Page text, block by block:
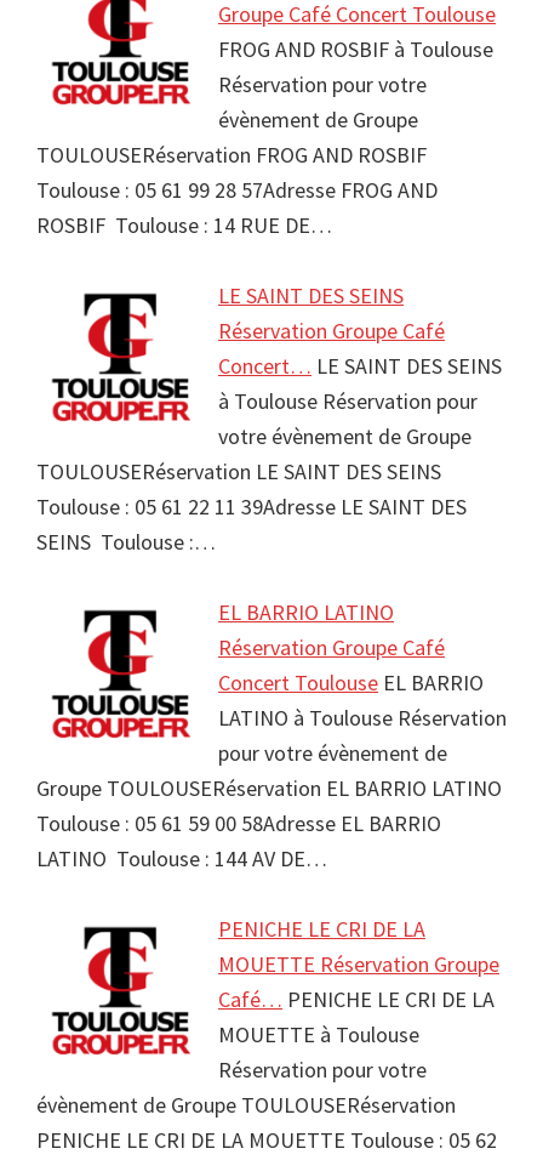
Groupe Café Concert Toulouse
FROG AND ROSBIF à Toulouse
Réservation pour votre
évènement de Groupe
TOULOUSERéservation FROG AND ROSBIF
Toulouse : 05 61 99 28 57Adresse FROG AND
ROSBIF Toulouse : 14 RUE DE…
LE SAINT DES SEINS
Réservation Groupe Café
Concert… LE SAINT DES SEINS
à Toulouse Réservation pour
votre évènement de Groupe
TOULOUSERéservation LE SAINT DES SEINS
Toulouse : 05 61 22 11 39Adresse LE SAINT DES
SEINS Toulouse :…
EL BARRIO LATINO
Réservation Groupe Café
Concert Toulouse EL BARRIO
LATINO à Toulouse Réservation
pour votre évènement de
Groupe TOULOUSERéservation EL BARRIO LATINO
Toulouse : 05 61 59 00 58Adresse EL BARRIO
LATINO Toulouse : 144 AV DE…
PENICHE LE CRI DE LA
MOUETTE Réservation Groupe
Café… PENICHE LE CRI DE LA
MOUETTE à Toulouse
Réservation pour votre
évènement de Groupe TOULOUSERéservation
PENICHE LE CRI DE LA MOUETTE Toulouse : 05 62